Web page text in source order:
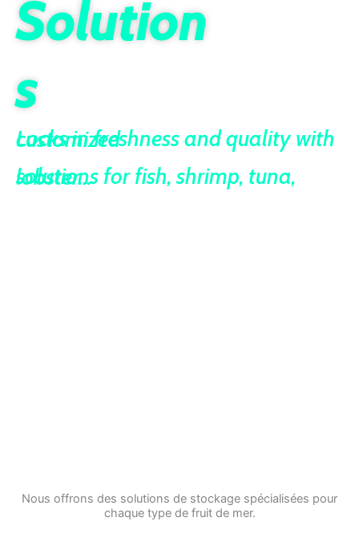
Solution
s
Locks in freshness and quality with customized
solutions for fish, shrimp, tuna, lobster…
Nous offrons des solutions de stockage spécialisées pour
chaque type de fruit de mer.